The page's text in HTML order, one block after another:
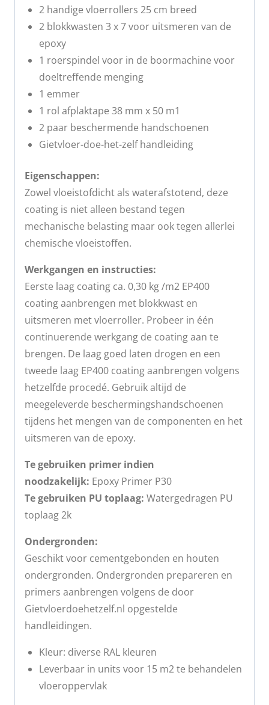
2 handige vloerrollers 25 cm breed
2 blokkwasten 3 x 7 voor uitsmeren van de
epoxy
1 roerspindel voor in de boormachine voor
doeltreffende menging
1 emmer
1 rol afplaktape 38 mm x 50 m1
2 paar beschermende handschoenen
Gietvloer-doe-het-zelf handleiding
Eigenschappen:
Zowel vloeistofdicht als waterafstotend, deze
coating is niet alleen bestand tegen
mechanische belasting maar ook tegen allerlei
chemische vloeistoffen.
Werkgangen en instructies:
Eerste laag coating ca. 0,30 kg /m2 EP400
coating aanbrengen met blokkwast en
uitsmeren met vloerroller. Probeer in één
continuerende werkgang de coating aan te
brengen. De laag goed laten drogen en een
tweede laag EP400 coating aanbrengen volgens
hetzelfde procedé. Gebruik altijd de
meegeleverde beschermingshandschoenen
tijdens het mengen van de componenten en het
uitsmeren van de epoxy.
Te gebruiken primer indien
noodzakelijk: Epoxy Primer P30
Te gebruiken PU toplaag: Watergedragen PU
toplaag 2k
Ondergronden:
Geschikt voor cementgebonden en houten
ondergronden. Ondergronden prepareren en
primers aanbrengen volgens de door
Gietvloerdoehetzelf.nl opgestelde
handleidingen.
Kleur: diverse RAL kleuren
Leverbaar in units voor 15 m2 te behandelen
vloeroppervlak